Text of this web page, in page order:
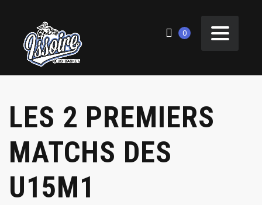
0
LES 2 PREMIERS
MATCHS DES
U15M1